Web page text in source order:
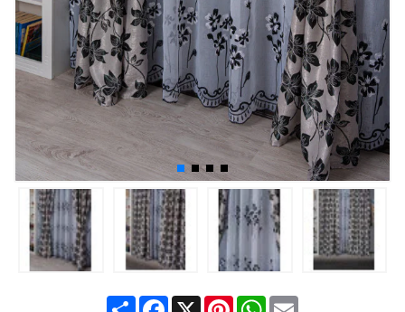
ShareFacebook
X PinterestWhatsApp
Email